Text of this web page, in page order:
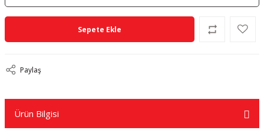
Sepete Ekle
Paylaş
Ürün Bilgisi